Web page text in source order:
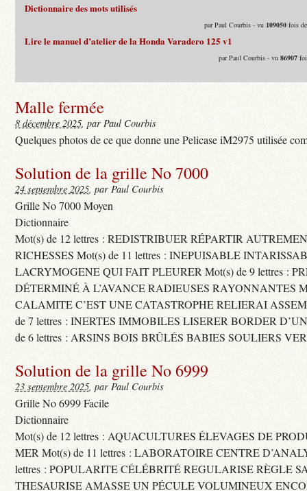
Dictionnaire des mots utilisés
par Paul Courbis - vu 109050 fois
Lire le manuel d’atelier de la Honda Varadero 125 v1
par Paul Courbis - vu86907
Malle fermée
8 décembre 2025, par Paul Courbis
Quelques photos de ce que donne une Pelicase iM2975 utilisée
Solution de la grille No 7000
24 septembre 2025, par Paul Courbis
Grille No 7000 Moyen
Dictionnaire
Mot(s) de 12 lettres : REDISTRIBUER RÉPARTIR
RICHESSES Mot(s) de 11 lettres : INEPUISABLE
LACRYMOGENE QUI FAIT PLEURER Mot(s) de 9 lettres :
DÉTERMINÉ À L’AVANCE RADIEUSES RAYONNANTES
CALAMITE C’EST UNE CATASTROPHE RELIERAI
de 7 lettres : INERTES IMMOBILES LISERER BORDER
de 6 lettres : ARSINS BOIS BRÛLÉS BABIES SOULIERS
Solution de la grille No 6999
23 septembre 2025, par Paul Courbis
Grille No 6999 Facile
Dictionnaire
Mot(s) de 12 lettres : AQUACULTURES ÉLEVAGES DE
MER Mot(s) de 11 lettres : LABORATOIRE CENTRE
lettres : POPULARITE CÉLÉBRITÉ REGULARISE RÈGLE
THESAURISE AMASSE UN PÉCULE VOLUMINEUX